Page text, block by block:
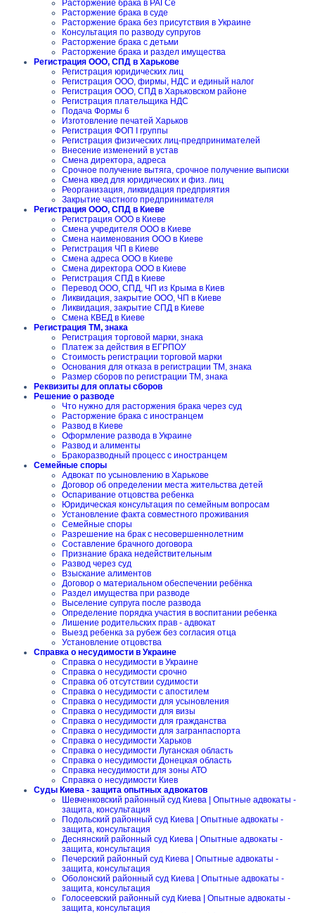
Расторжение брака в РАГСе
Расторжение брака в суде
Расторжение брака без присутствия в Украине
Консультация по разводу супругов
Расторжение брака с детьми
Расторжение брака и раздел имущества
Регистрация ООО, СПД в Харькове
Регистрация юридических лиц
Регистрация ООО, фирмы, НДС и единый налог
Регистрация ООО, СПД в Харьковском районе
Регистрация плательщика НДС
Подача Формы 6
Изготовление печатей Харьков
Регистрация ФОП I группы
Регистрация физических лиц-предпринимателей
Внесение изменений в устав
Смена директора, адреса
Срочное получение вытяга, срочное получение выписки
Смена квед для юридических и физ. лиц
Реорганизация, ликвидация предприятия
Закрытие частного предпринимателя
Регистрация ООО, СПД в Киеве
Регистрация ООО в Киеве
Смена учредителя ООО в Киеве
Смена наименования ООО в Киеве
Регистрация ЧП в Киеве
Смена адреса ООО в Киеве
Смена директора ООО в Киеве
Регистрация СПД в Киеве
Перевод ООО, СПД, ЧП из Крыма в Киев
Ликвидация, закрытие ООО, ЧП в Киеве
Ликвидация, закрытие СПД в Киеве
Смена КВЕД в Киеве
Регистрация ТМ, знака
Регистрация торговой марки, знака
Платеж за действия в ЕГРПОУ
Стоимость регистрации торговой марки
Основания для отказа в регистрации ТМ, знака
Размер сборов по регистрации ТМ, знака
Реквизиты для оплаты сборов
Решение о разводе
Что нужно для расторжения брака через суд
Расторжение брака с иностранцем
Развод в Киеве
Оформление развода в Украине
Развод и алименты
Бракоразводный процесс с иностранцем
Семейные споры
Адвокат по усыновлению в Харькове
Договор об определении места жительства детей
Оспаривание отцовства ребенка
Юридическая консультация по семейным вопросам
Установление факта совместного проживания
Семейные споры
Разрешение на брак с несовершеннолетним
Составление брачного договора
Признание брака недействительным
Развод через суд
Взыскание алиментов
Договор о материальном обеспечении ребёнка
Раздел имущества при разводе
Выселение супруга после развода
Определение порядка участия в воспитании ребенка
Лишение родительских прав - адвокат
Выезд ребенка за рубеж без согласия отца
Установление отцовства
Справка о несудимости в Украине
Справка о несудимости в Украине
Справка о несудимости срочно
Справка об отсутствии судимости
Справка о несудимости с апостилем
Справка о несудимости для усыновления
Справка о несудимости для визы
Справка о несудимости для гражданства
Справка о несудимости для загранпаспорта
Справка о несудимости Харьков
Справка о несудимости Луганская область
Справка о несудимости Донецкая область
Справка несудимости для зоны АТО
Справка о несудимости Киев
Суды Киева - защита опытных адвокатов
Шевченковский районный суд Киева | Опытные адвокаты -
защита, консультация
Подольский районный суд Киева | Опытные адвокаты -
защита, консультация
Деснянский районный суд Киева | Опытные адвокаты -
защита, консультация
Печерский районный суд Киева | Опытные адвокаты -
защита, консультация
Оболонский районный суд Киева | Опытные адвокаты -
защита, консультация
Голосеевский районный суд Киева | Опытные адвокаты -
защита, консультация